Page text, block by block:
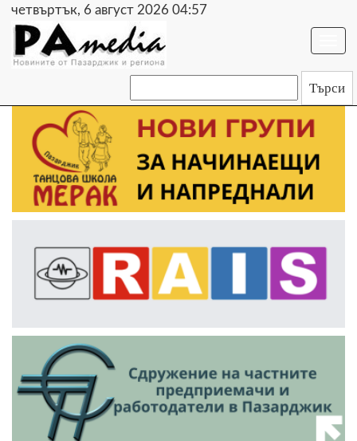
четвъртък, 6 август 2026 04:57